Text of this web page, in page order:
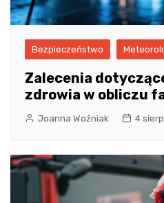
Bezpieczeństwo
Zalecenia
zdrowia w obliczu
Joanna Woźniak 4